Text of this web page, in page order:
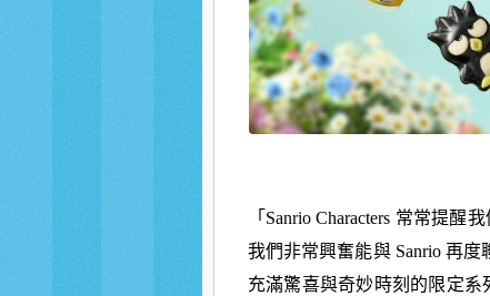
「Sanrio Characters 常常提
我們非常興奮能與 Sanrio 再度
充滿驚喜與奇妙時刻的限定系